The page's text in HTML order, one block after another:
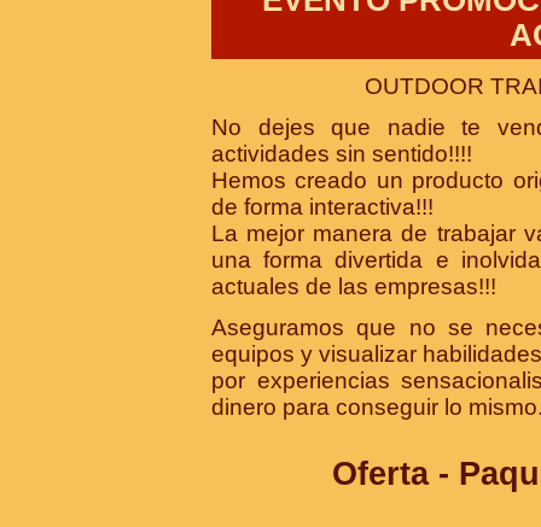
OUTDOOR
No dejes que nadie te
actividades sin sentido!!!!
Hemos creado un producto
de forma interactiva!!!
La mejor manera de trabajar
una forma divertida e
actuales de las empresas!!!
Aseguramos que no se
equipos y visualizar
por experiencias
dinero para conseguir lo
Oferta -